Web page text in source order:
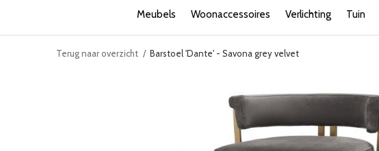
Meubels Woonaccessoires Verlichting Tuin
Terug naar overzicht Barstoel 'Dante' - Savona grey velvet